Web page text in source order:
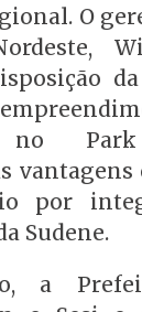
O
no Park
por
Sudene.
a